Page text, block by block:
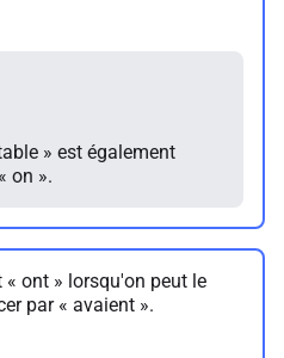
» est également
on ».
« ont » lorsqu'on peut le
par « avaient ».